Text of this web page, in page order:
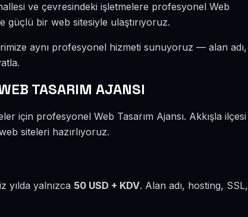
ve çevresindeki işletmelere profesyonel Web
güçlü bir web sitesiyle ulaştırıyoruz.
aynı profesyonel hizmeti sunuyoruz — alan adı,
TASARIM AJANSI
için profesyonel Web Tasarım Ajansı. Akkışla ilçesi
siteleri hazırlıyoruz.
yılda yalnızca 50 USD + KDV. Alan adı, hosting, SSL,